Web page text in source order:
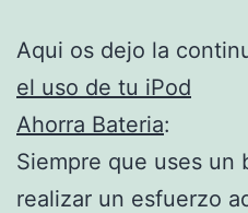
Aqui os dejo la
el uso de tu iPod
Ahorra Bateria:
Siempre que uses un
realizar un esfuerzo